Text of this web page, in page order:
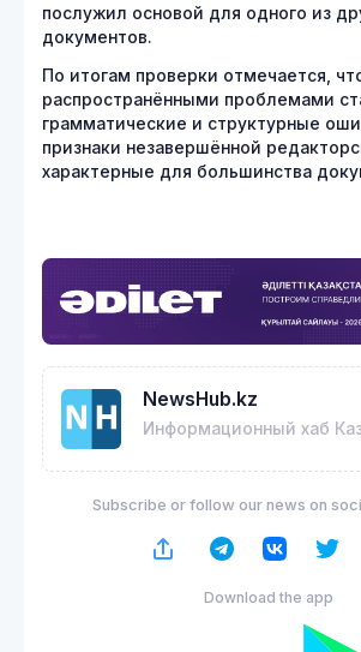
послужил основой для одного из
документов.
По итогам проверки отмечается,
распространёнными проблемами
грамматические и структурные
признаки незавершённой
характерные для большинства
NewsHub.kz
Информационный хаб
Subscribe or follow our news on
Download the app